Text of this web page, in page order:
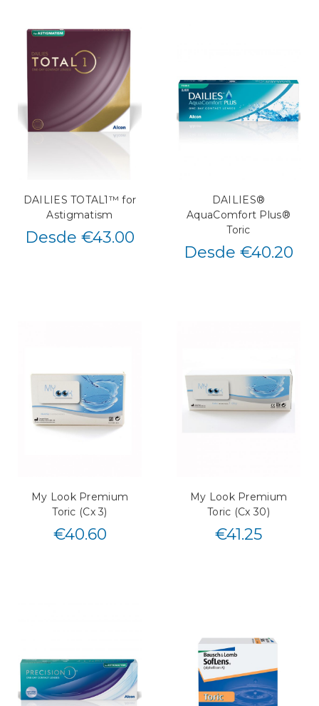
DAILIES TOTAL1™ for
Astigmatism
Desde €43.00
DAILIES®
AquaComfort Plus®
Toric
Desde €40.20
My Look Premium
Toric (Cx 3)
€40.60
My Look Premium
Toric (Cx 30)
€41.25